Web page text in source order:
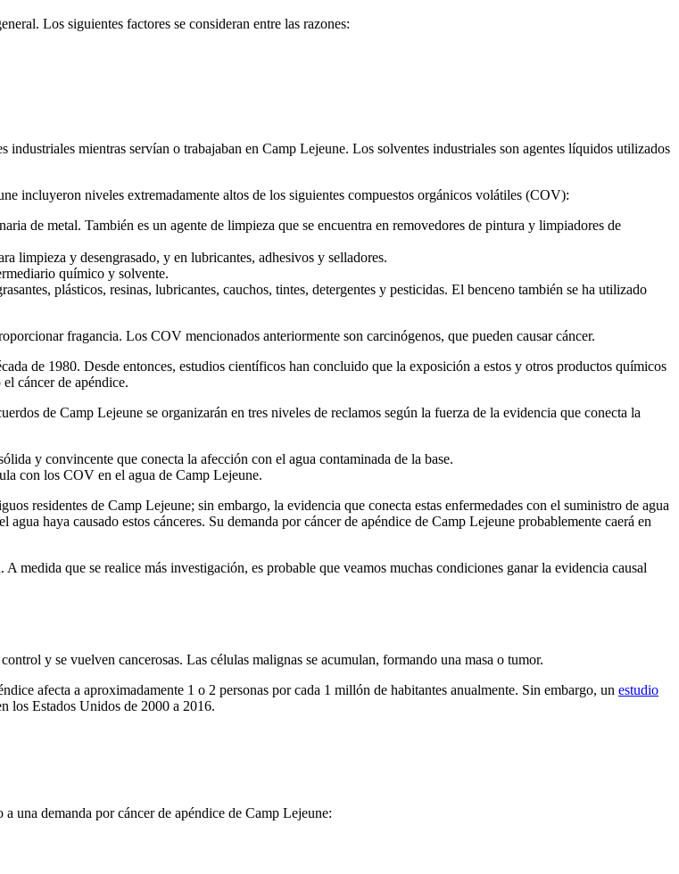
Los siguientes factores se consideran entre las razones:
mientras servían o trabajaban en Camp Lejeune. Los solventes industriales son agentes líquidos utilizados
incluyeron niveles extremadamente altos de los siguientes compuestos orgánicos volátiles (COV):
de metal. También es un agente de limpieza que se encuentra en removedores de pintura y limpiadores de
limpieza y desengrasado, y en lubricantes, adhesivos y selladores.
químico y solvente.
plásticos, resinas, lubricantes, cauchos, tintes, detergentes y pesticidas. El benceno también se ha utilizado
fragancia. Los COV mencionados anteriormente son carcinógenos, que pueden causar cáncer.
de 1980. Desde entonces, estudios científicos han concluido que la exposición a estos y otros productos químicos
cáncer de apéndice.
de Camp Lejeune se organizarán en tres niveles de reclamos según la fuerza de la evidencia que conecta la
y convincente que conecta la afección con el agua contaminada de la base.
con los COV en el agua de Camp Lejeune.
residentes de Camp Lejeune; sin embargo, la evidencia que conecta estas enfermedades con el suministro de agua
haya causado estos cánceres. Su demanda por cáncer de apéndice de Camp Lejeune probablemente caerá en
medida que se realice más investigación, es probable que veamos muchas condiciones ganar la evidencia causal
y se vuelven cancerosas. Las células malignas se acumulan, formando una masa o tumor.
afecta a aproximadamente 1 o 2 personas por cada 1 millón de habitantes anualmente. Sin embargo, un estudio
los Estados Unidos de 2000 a 2016.
una demanda por cáncer de apéndice de Camp Lejeune: